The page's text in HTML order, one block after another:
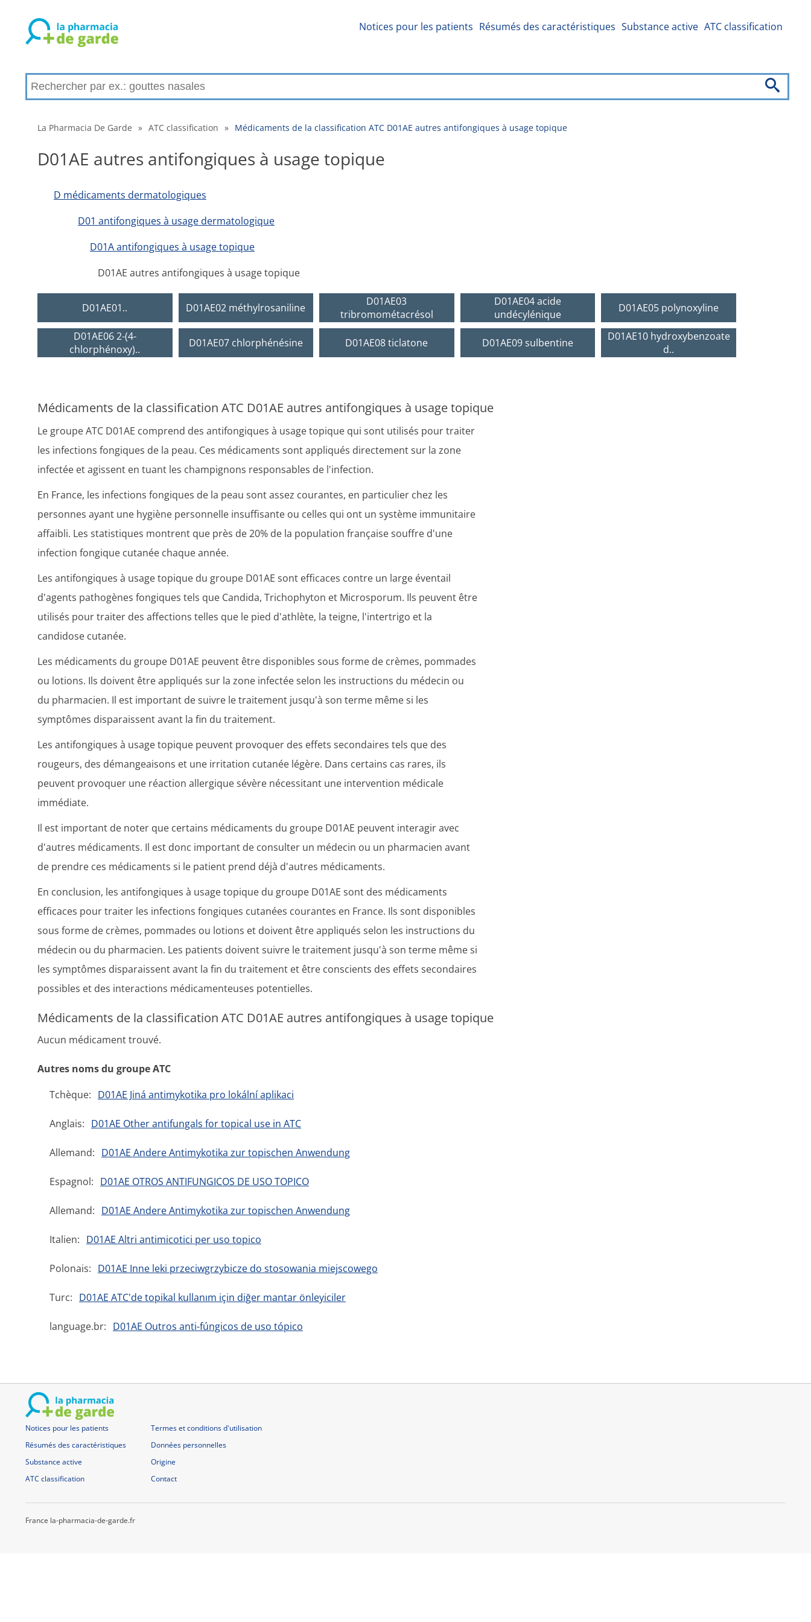
Notices pour les patients Résumés des caractéristiques Substance active ATC classification
La Pharmacia De Garde » ATC classification » Médicaments de la classification ATC D01AE autres antifongiques à usage topique
D01AE autres antifongiques à usage topique
D médicaments dermatologiques
D01 antifongiques à usage dermatologique
D01A antifongiques à usage topique
D01AE autres antifongiques à usage topique
D01AE01.. D01AE02 méthylrosaniline
D01AE03
tribromométacrésol
D01AE04 acide
undécylénique
D01AE05 polynoxyline
D01AE06 2-(4-
chlorphénoxy)..
D01AE07 chlorphénésine D01AE08 ticlatone D01AE09 sulbentine
D01AE10 hydroxybenzoate
d..
Médicaments de la classification ATC D01AE autres antifongiques à usage topique
Le groupe ATC D01AE comprend des antifongiques à usage topique qui sont utilisés pour traiter
les infections fongiques de la peau. Ces médicaments sont appliqués directement sur la zone
infectée et agissent en tuant les champignons responsables de l'infection.
En France, les infections fongiques de la peau sont assez courantes, en particulier chez les
personnes ayant une hygiène personnelle insuffisante ou celles qui ont un système immunitaire
affaibli. Les statistiques montrent que près de 20% de la population française souffre d'une
infection fongique cutanée chaque année.
Les antifongiques à usage topique du groupe D01AE sont efficaces contre un large éventail
d'agents pathogènes fongiques tels que Candida, Trichophyton et Microsporum. Ils peuvent être
utilisés pour traiter des affections telles que le pied d'athlète, la teigne, l'intertrigo et la
candidose cutanée.
Les médicaments du groupe D01AE peuvent être disponibles sous forme de crèmes, pommades
ou lotions. Ils doivent être appliqués sur la zone infectée selon les instructions du médecin ou
du pharmacien. Il est important de suivre le traitement jusqu'à son terme même si les
symptômes disparaissent avant la fin du traitement.
Les antifongiques à usage topique peuvent provoquer des effets secondaires tels que des
rougeurs, des démangeaisons et une irritation cutanée légère. Dans certains cas rares, ils
peuvent provoquer une réaction allergique sévère nécessitant une intervention médicale
immédiate.
Il est important de noter que certains médicaments du groupe D01AE peuvent interagir avec
d'autres médicaments. Il est donc important de consulter un médecin ou un pharmacien avant
de prendre ces médicaments si le patient prend déjà d'autres médicaments.
En conclusion, les antifongiques à usage topique du groupe D01AE sont des médicaments
efficaces pour traiter les infections fongiques cutanées courantes en France. Ils sont disponibles
sous forme de crèmes, pommades ou lotions et doivent être appliqués selon les instructions du
médecin ou du pharmacien. Les patients doivent suivre le traitement jusqu'à son terme même si
les symptômes disparaissent avant la fin du traitement et être conscients des effets secondaires
possibles et des interactions médicamenteuses potentielles.
Médicaments de la classification ATC D01AE autres antifongiques à usage topique
Aucun médicament trouvé.
Autres noms du groupe ATC
Tchèque: D01AE Jiná antimykotika pro lokální aplikaci
Anglais: D01AE Other antifungals for topical use in ATC
Allemand: D01AE Andere Antimykotika zur topischen Anwendung
Espagnol: D01AE OTROS ANTIFUNGICOS DE USO TOPICO
Allemand: D01AE Andere Antimykotika zur topischen Anwendung
Italien: D01AE Altri antimicotici per uso topico
Polonais: D01AE Inne leki przeciwgrzybicze do stosowania miejscowego
Turc: D01AE ATC'de topikal kullanım için diğer mantar önleyiciler
language.br: D01AE Outros anti-fúngicos de uso tópico
Notices pour les patients
Résumés des caractéristiques
Substance active
ATC classification
Termes et conditions d'utilisation
Données personnelles
Origine
Contact
France la-pharmacia-de-garde.fr